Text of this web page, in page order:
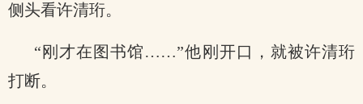
侧头看许清珩。
“刚才在图书馆……”他刚开口，就被许清珩
打断。